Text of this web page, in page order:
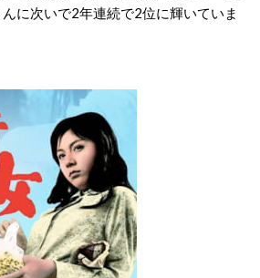
に次いで2年連続で2位に輝いていま